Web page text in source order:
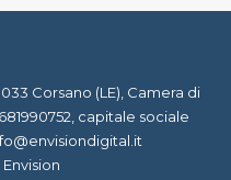
Corsano (LE), Camera di
capitale sociale